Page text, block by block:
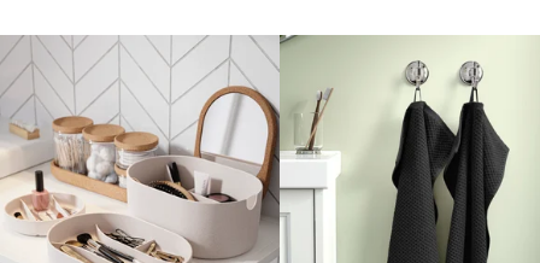
Pomiń listę